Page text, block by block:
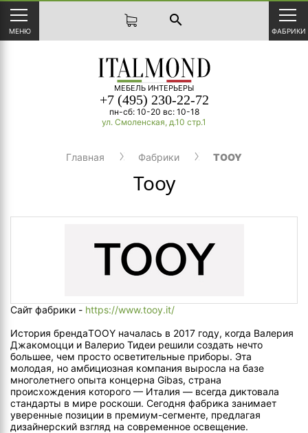
МЕНЮ
search
ФАБРИКИ
МЕБЕЛЬ ИНТЕРЬЕРЫ
+7 (495) 230-22-72
пн-сб: 10-20 вс: 10-18
ул. Смоленская, д.10 стр.1
Главная Фабрики TOOY
Tooy
Сайт фабрики - https://www.tooy.it/
История брендаTOOY началась в 2017 году, когда Валерия
Джакомоцци и Валерио Тидеи решили создать нечто
большее, чем просто осветительные приборы. Эта
молодая, но амбициозная компания выросла на базе
многолетнего опыта концерна Gibas, страна
происхождения которого — Италия — всегда диктовала
стандарты в мире роскоши. Сегодня фабрика занимает
уверенные позиции в премиум-сегменте, предлагая
дизайнерский взгляд на современное освещение.